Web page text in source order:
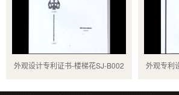
外观设计专利证书-楼梯花SJ-B002 外观专利